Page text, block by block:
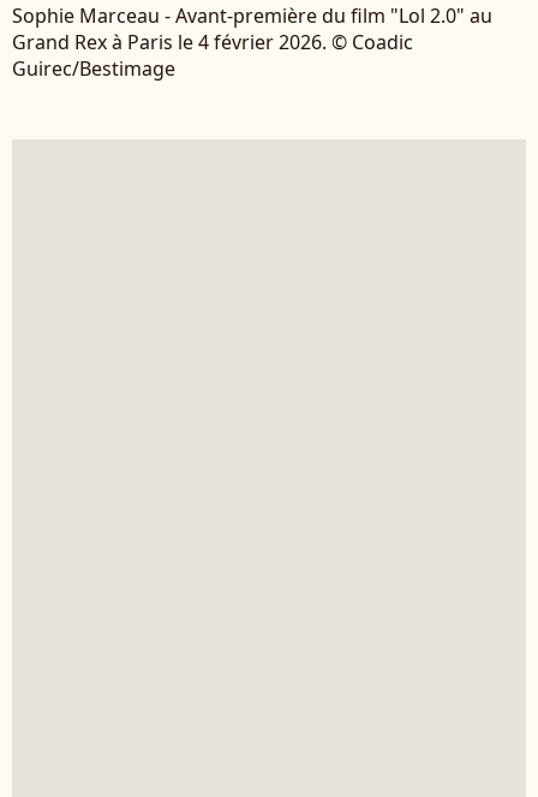
Sophie Marceau - Avant-première du film "Lol 2.0" au
Grand Rex à Paris le 4 février 2026. © Coadic
Guirec/Bestimage